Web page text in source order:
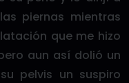
piernas mientras
que me hizo
aun así dolió un
pelvis un suspiro